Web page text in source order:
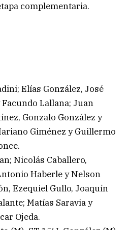
complementaria.
Elías González, José
Lallana; Juan
Gonzalo González y
Giménez y Guillermo
Nicolás Caballero,
Haberle y Nelson
Ezequiel Gullo, Joaquín
Matías Saravia y
Ojeda.